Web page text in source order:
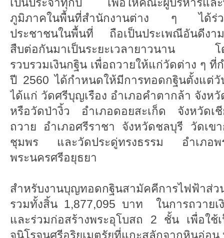
เป็นประจำทุกปี เพื่อให้คณะผู้บริหารและ
ภูมิภาคในพื้นที่สำนักงานต่าง ๆ ได้ร่วม
ประชาชนในพื้นที่ ถือเป็นประเพณีอันดีงา
สืบต่อกันมาเป็นระยะเวลายาวนาน โด
รวบรวมเงินกฐิน เพื่อถวายให้แก่วัดต่าง ๆ
ปี 2560 ได้กำหนดให้มีการทอดกฐินตั้งแ
ได้แก่ วัดศรีบุญเรือง อำเภอคำตากล้า จัง
หรือวัดป่างิ้ว อำเภอดอยสะเก็ด จังหวัดเ
ถวาย อำเภอศรีราชา จังหวัดชลบุรี วัดเข
ชุมพร และวัดประดู่ทรงธรรม อำเภอพ
พระนครศรีอยุธยา
สำหรับงานบุญทอดกฐินสามัคคีการไฟฟ้าส่ว
รวมทั้งสิ้น 1,877,095 บาท ในการถวายเ
และร่วมก่อสร้างพระอุโบสถ 2 ชั้น เพื่อใช้
จนิโรจนศรีอริยเมตรัยที่แกะสลักจากหินอ่อน